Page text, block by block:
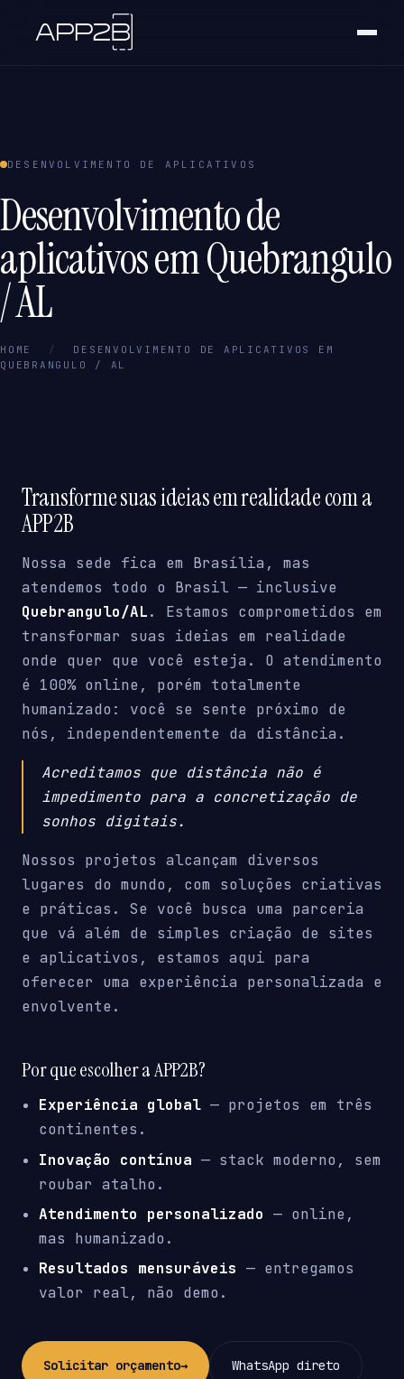
DESENVOLVIMENTO DE APLICATIVOS
Desenvolvimento de
aplicativos em Quebrangulo
/ AL
HOME /
DESENVOLVIMENTO DE APLICATIVOS EM
QUEBRANGULO / AL
Transforme suas ideias em realidade com a
APP2B
Nossa sede fica em Brasília, mas
atendemos todo o Brasil — inclusive
Quebrangulo/AL. Estamos comprometidos em
transformar suas ideias em realidade
onde quer que você esteja. O atendimento
é 100% online, porém totalmente
humanizado: você se sente próximo de
nós, independentemente da distância.
Acreditamos que distância não é
impedimento para a concretização de
sonhos digitais.
Nossos projetos alcançam diversos
lugares do mundo, com soluções criativas
e práticas. Se você busca uma parceria
que vá além de simples criação de sites
e aplicativos, estamos aqui para
oferecer uma experiência personalizada e
envolvente.
Por que escolher a APP2B?
Experiência global — projetos em três
continentes.
Inovação contínua — stack moderno, sem
roubar atalho.
Atendimento personalizado — online,
mas humanizado.
Resultados mensuráveis — entregamos
valor real, não demo.
Solicitar orçamento→ WhatsApp direto